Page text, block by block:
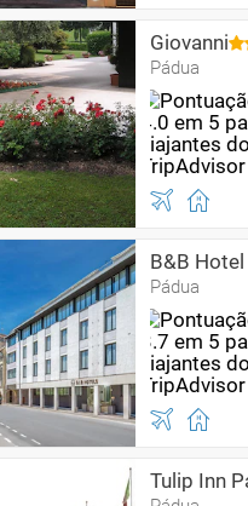
Giovanni
Pádua
B&B
Pádua
Tulip Inn